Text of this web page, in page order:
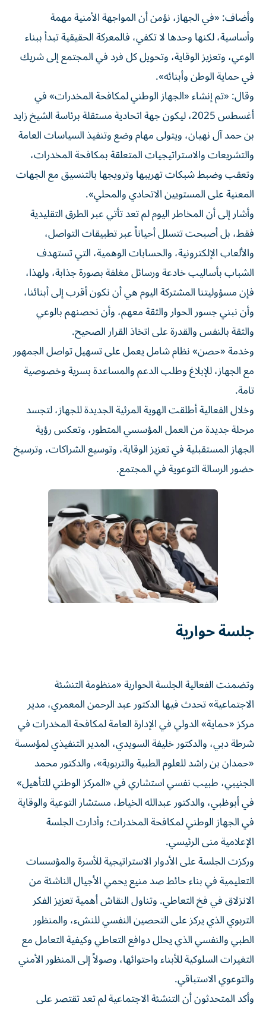
وأضاف: «في الجهاز، نؤمن أن المواجهة الأمنية مهمة
وأساسية، لكنها وحدها لا تكفي، فالمعركة الحقيقية تبدأ ببناء
الوعي، وتعزيز الوقاية، وتحويل كل فرد في المجتمع إلى شريك
في حماية الوطن وأبنائه».
وقال: «تم إنشاء «الجهاز الوطني لمكافحة المخدرات» في
أغسطس 2025، ليكون جهة اتحادية مستقلة برئاسة الشيخ زايد
بن حمد آل نهيان، ويتولى مهام وضع وتنفيذ السياسات العامة
والتشريعات والاستراتيجيات المتعلقة بمكافحة المخدرات،
وتعقب وضبط شبكات تهريبها وترويجها بالتنسيق مع الجهات
المعنية على المستويين الاتحادي والمحلي».
وأشار إلى أن المخاطر اليوم لم تعد تأتي عبر الطرق التقليدية
فقط، بل أصبحت تتسلل أحياناً عبر تطبيقات التواصل،
والألعاب الإلكترونية، والحسابات الوهمية، التي تستهدف
الشباب بأساليب خادعة ورسائل مغلفة بصورة جذابة، ولهذا،
فإن مسؤوليتنا المشتركة اليوم هي أن نكون أقرب إلى أبنائنا،
وأن نبني جسور الحوار والثقة معهم، وأن نحصنهم بالوعي
والثقة بالنفس والقدرة على اتخاذ القرار الصحيح.
وخدمة «حصن» نظام شامل يعمل على تسهيل تواصل الجمهور
مع الجهاز، للإبلاغ وطلب الدعم والمساعدة بسرية وخصوصية
تامة.
وخلال الفعالية أطلقت الهوية المرئية الجديدة للجهاز، لتجسد
مرحلة جديدة من العمل المؤسسي المتطور، وتعكس رؤية
الجهاز المستقبلية في تعزيز الوقاية، وتوسيع الشراكات، وترسيخ
حضور الرسالة التوعوية في المجتمع.
جلسة حوارية
وتضمنت الفعالية الجلسة الحوارية «منظومة التنشئة
الاجتماعية» تحدث فيها الدكتور عبد الرحمن المعمري، مدير
مركز «حماية» الدولي في الإدارة العامة لمكافحة المخدرات في
شرطة دبي، والدكتور خليفة السويدي، المدير التنفيذي لمؤسسة
«حمدان بن راشد للعلوم الطبية والتربوية»، والدكتور محمد
الجنيبي، طبيب نفسي استشاري في «المركز الوطني للتأهيل»
في أبوظبي، والدكتور عبدالله الخياط، مستشار التوعية والوقاية
في الجهاز الوطني لمكافحة المخدرات؛ وأدارت الجلسة
الإعلامية منى الرئيسي.
وركزت الجلسة على الأدوار الاستراتيجية للأسرة والمؤسسات
التعليمية في بناء حائط صد منيع يحمي الأجيال الناشئة من
الانزلاق في فخ التعاطي. وتناول النقاش أهمية تعزيز الفكر
التربوي الذي يركز على التحصين النفسي للنشء، والمنظور
الطبي والنفسي الذي يحلل دوافع التعاطي وكيفية التعامل مع
التغيرات السلوكية للأبناء واحتوائها، وصولاً إلى المنظور الأمني
والتوعوي الاستباقي.
وأكد المتحدثون أن التنشئة الاجتماعية لم تعد تقتصر على